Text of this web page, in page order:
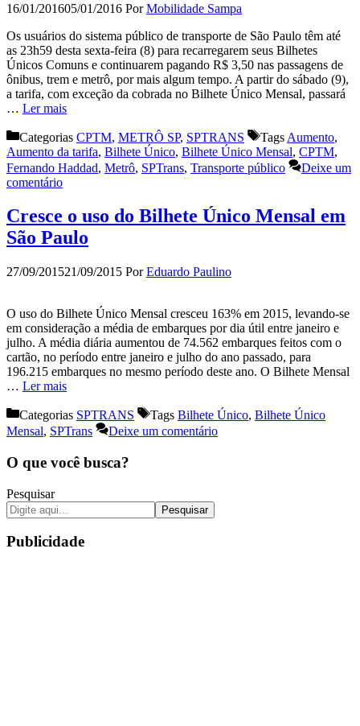
16/01/201605/01/2016 PorMobilidade Sampa
Os usuários do sistema público de transporte de São Paulo têm até
as 23h59 desta sexta-feira (8) para recarregarem seus Bilhetes
Únicos Comuns e continuarem pagando R$ 3,50 nas passagens de
ônibus, trem e metrô, por mais algum tempo. A partir do sábado (9),
a tarifa, com exceção da cobrada no Bilhete Único Mensal, passará
… Ler mais
Categorias CPTM, METRÔ SP, SPTRANS Tags Aumento,
Aumento da tarifa, Bilhete Único, Bilhete Único Mensal, CPTM,
Fernando Haddad, Metrô, SPTrans, Transporte público
Deixe um
comentário
Cresce o uso do Bilhete Único Mensal em
São Paulo
27/09/201521/09/2015 PorEduardo Paulino
O uso do Bilhete Único Mensal cresceu 163% em 2015, levando-se
em consideração a média de embarques por dia útil entre janeiro e
julho. A média diária aumentou de 74.562 embarques feitos com o
cartão, no período entre janeiro e julho do ano passado, para
196.215 embarques no mesmo período deste ano. O Bilhete Mensal
… Ler mais
Categorias SPTRANS Tags Bilhete Único, Bilhete Único
Mensal, SPTrans Deixe um comentário
O que você busca?
Pesquisar
Pesquisar
Publicidade